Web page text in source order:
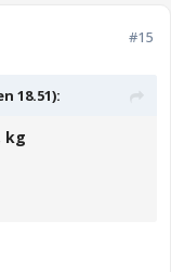
#15
18.51):
kg